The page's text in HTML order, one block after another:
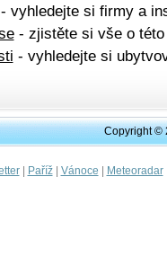
vyhledejte si firmy a
- zjistěte si vše o této
- vyhledejte si
Copyright ©
| Paříž| Vánoce | Meteoradar